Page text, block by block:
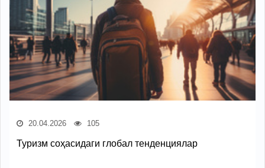
20.04.2026 105
Туризм соҳасидаги глобал тенденциялар